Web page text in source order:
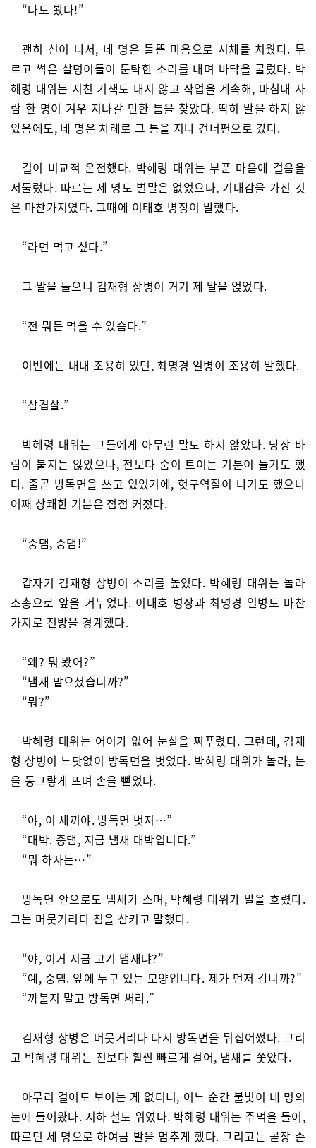
“나도 봤다!”
괜히 신이 나서, 네 명은 들뜬 마음으로 시체를 치웠다. 무
르고 썩은 살덩이들이 둔탁한 소리를 내며 바닥을 굴렀다. 박
혜령 대위는 지친 기색도 내지 않고 작업을 계속해, 마침내 사
람 한 명이 겨우 지나갈 만한 틈을 찾았다. 딱히 말을 하지 않
았음에도, 네 명은 차례로 그 틈을 지나 건너편으로 갔다.
길이 비교적 온전했다. 박헤령 대위는 부푼 마음에 걸음을
서둘렀다. 따르는 세 명도 별말은 없었으나, 기대감을 가진 것
은 마찬가지였다. 그때에 이태호 병장이 말했다.
“라면 먹고 싶다.”
그 말을 들으니 김재형 상병이 거기 제 말을 얹었다.
“전 뭐든 먹을 수 있슴다.”
이번에는 내내 조용히 있던, 최명경 일병이 조용히 말했다.
“삼겹살.”
박혜령 대위는 그들에게 아무런 말도 하지 않았다. 당장 바
람이 불지는 않았으나, 전보다 숨이 트이는 기분이 들기도 했
다. 줄곧 방독면을 쓰고 있었기에, 헛구역질이 나기도 했으나
어째 상쾌한 기분은 점점 커졌다.
“중댐, 중댐!”
갑자기 김재형 상병이 소리를 높였다. 박혜령 대위는 놀라
소총으로 앞을 겨누었다. 이태호 병장과 최명경 일병도 마찬
가지로 전방을 경계했다.
“왜? 뭐 봤어?”
“냄새 맡으셨습니까?”
“뭐?”
박혜령 대위는 어이가 없어 눈살을 찌푸렸다. 그런데, 김재
형 상병이 느닷없이 방독면을 벗었다. 박혜령 대위가 놀라, 눈
을 동그랗게 뜨며 손을 뻗었다.
“야, 이 새끼야. 방독면 벗지…”
“대박. 중댐, 지금 냄새 대박입니다.”
“뭐 하자는…”
방독면 안으로도 냄새가 스며, 박혜령 대위가 말을 흐렸다.
그는 머뭇거리다 침을 삼키고 말했다.
“야, 이거 지금 고기 냄새냐?”
“예, 중댐. 앞에 누구 있는 모양입니다. 제가 먼저 갑니까?”
“까불지 말고 방독면 써라.”
김재형 상병은 머뭇거리다 다시 방독면을 뒤집어썼다. 그리
고 박혜령 대위는 전보다 훨씬 빠르게 걸어, 냄새를 쫓았다.
아무리 걸어도 보이는 게 없더니, 어느 순간 불빛이 네 명의
눈에 들어왔다. 지하 철도 위였다. 박혜령 대위는 주먹을 들어,
따르던 세 명으로 하여금 발을 멈추게 했다. 그리고는 곧장 손